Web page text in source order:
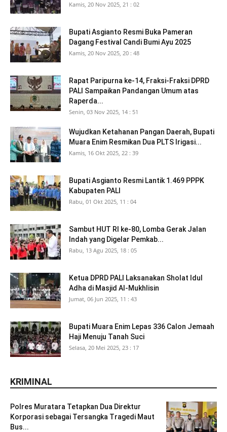
Kamis, 20 Nov 2025, 21 : 02
Bupati Asgianto Resmi Buka Pameran
Dagang Festival Candi Bumi Ayu 2025
Kamis, 20 Nov 2025, 20 : 48
Rapat Paripurna ke-14, Fraksi-Fraksi DPRD
PALI Sampaikan Pandangan Umum atas
Raperda...
Senin, 03 Nov 2025, 14 : 51
Wujudkan Ketahanan Pangan Daerah, Bupati
Muara Enim Resmikan Dua PLTS Irigasi...
Kamis, 16 Okt 2025, 22 : 39
Bupati Asgianto Resmi Lantik 1.469 PPPK
Kabupaten PALI
Rabu, 01 Okt 2025, 11 : 04
Sambut HUT RI ke-80, Lomba Gerak Jalan
Indah yang Digelar Pemkab...
Rabu, 13 Agu 2025, 18 : 05
Ketua DPRD PALI Laksanakan Sholat Idul
Adha di Masjid Al-Mukhlisin
Jumat, 06 Jun 2025, 11 : 43
Bupati Muara Enim Lepas 336 Calon Jemaah
Haji Menuju Tanah Suci
Selasa, 20 Mei 2025, 23 : 17
KRIMINAL
Polres Muratara Tetapkan Dua Direktur
Korporasi sebagai Tersangka Tragedi Maut
Bus...